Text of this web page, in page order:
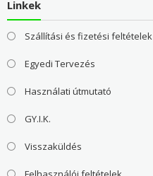
Linkek
Szállítási és fizetési feltételek
Egyedi Tervezés
Használati útmutató
GY.I.K.
Visszaküldés